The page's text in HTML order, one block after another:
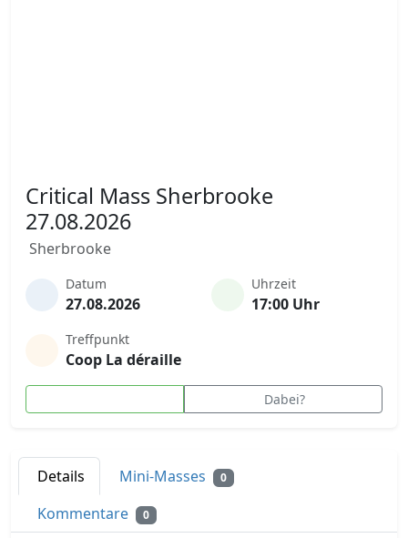
Critical Mass Sherbrooke
27.08.2026
Sherbrooke
Datum
27.08.2026
Uhrzeit
17:00 Uhr
Treffpunkt
Coop La déraille
Dabei?
Details Mini-Masses 0
Kommentare 0